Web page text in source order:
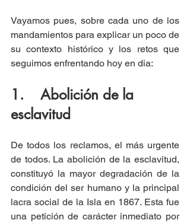
Vayamos pues, sobre cada uno de los
mandamientos para explicar un poco de
su contexto histórico y los retos que
seguimos enfrentando hoy en dia:
1.    Abolición de la
esclavitud
De todos los reclamos, el más urgente
de todos. La abolición de la esclavitud,
constituyó la mayor degradación de la
condición del ser humano y la principal
lacra social de la Isla en 1867. Esta fue
una petición de carácter inmediato por